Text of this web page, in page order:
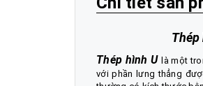
Thép hình U là một
với phần lưng thẳng